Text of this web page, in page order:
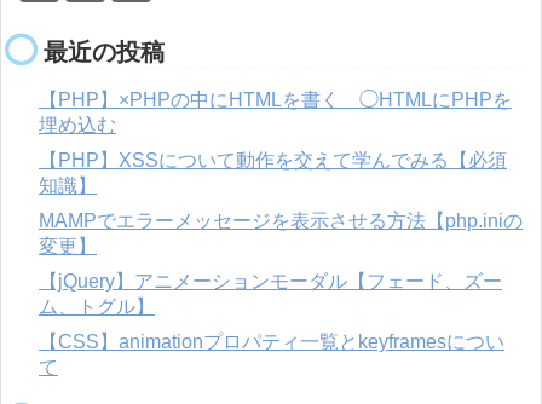
最近の投稿
【PHP】×PHPの中にHTMLを書く ◯HTMLにPHPを
埋め込む
【PHP】XSSについて動作を交えて学んでみる【必須
知識】
MAMPでエラーメッセージを表示させる方法【php.iniの
変更】
【jQuery】アニメーションモーダル【フェード、ズー
ム、トグル】
【CSS】animationプロパティ一覧とkeyframesについ
て